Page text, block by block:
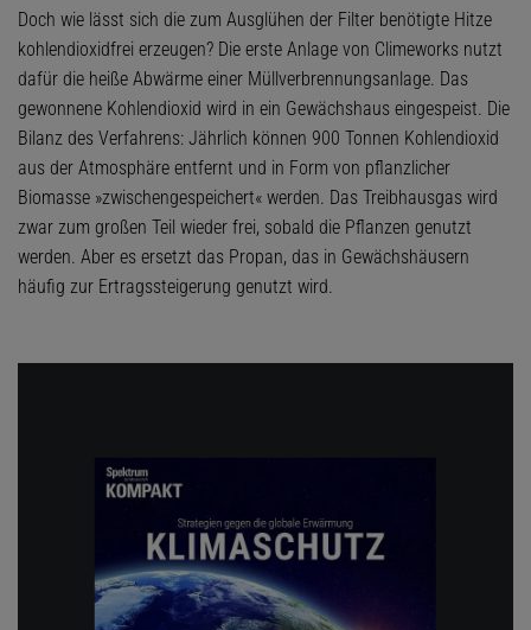
Doch wie lässt sich die zum Ausglühen der Filter benötigte Hitze
kohlendioxidfrei erzeugen? Die erste Anlage von Climeworks nutzt
dafür die heiße Abwärme einer Müllverbrennungsanlage. Das
gewonnene Kohlendioxid wird in ein Gewächshaus eingespeist. Die
Bilanz des Verfahrens: Jährlich können 900 Tonnen Kohlendioxid
aus der Atmosphäre entfernt und in Form von pflanzlicher
Biomasse »zwischengespeichert« werden. Das Treibhausgas wird
zwar zum großen Teil wieder frei, sobald die Pflanzen genutzt
werden. Aber es ersetzt das Propan, das in Gewächshäusern
häufig zur Ertragssteigerung genutzt wird.